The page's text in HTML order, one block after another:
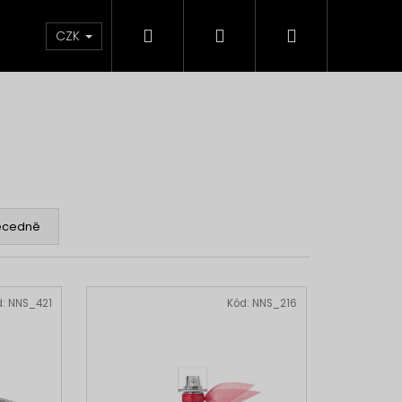
Pleť Dárkové Balení
CZK Přihlášení
NNS_421 Kód: NNS_216